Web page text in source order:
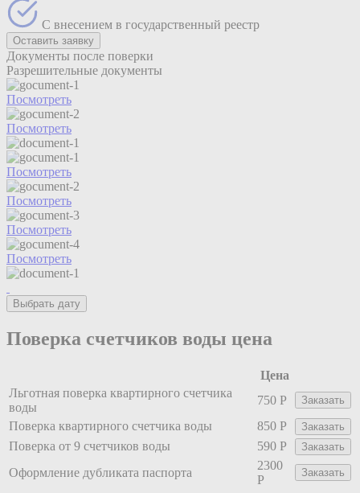
С внесением в государственный реестр
Оставить заявку
Документы после поверки
Разрешительные документы
Посмотреть
Посмотреть
Посмотреть
Посмотреть
Посмотреть
Посмотреть
Выбрать дату
Поверка счетчиков воды цена
Цена
Льготная поверка квартирного счетчика
воды
750 Р Заказать
Поверка квартирного счетчика воды 850 Р Заказать
Поверка от 9 счетчиков воды 590 Р Заказать
Оформление дубликата паспорта
2300
Р
Заказать